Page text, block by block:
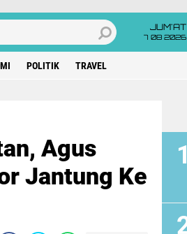
JUM'AT
7 08 2026
POLITIK TRAVEL
Agus
Jantung Ke